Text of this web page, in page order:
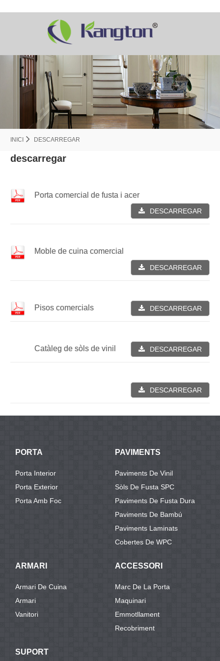
INICI DESCARREGAR
descarregar
Porta comercial de fusta i acer
DESCARREGAR
Moble de cuina comercial
DESCARREGAR
Pisos comercials DESCARREGAR
Catàleg de sòls de vinil DESCARREGAR
DESCARREGAR
PORTA
Porta Interior
Porta Exterior
Porta Amb Foc
PAVIMENTS
Paviments De Vinil
Sòls De Fusta SPC
Paviments De Fusta Dura
Paviments De Bambú
Paviments Laminats
Cobertes De WPC
ARMARI
Armari De Cuina
Armari
Vanitori
ACCESSORI
Marc De La Porta
Maquinari
Emmotllament
Recobriment
SUPORT